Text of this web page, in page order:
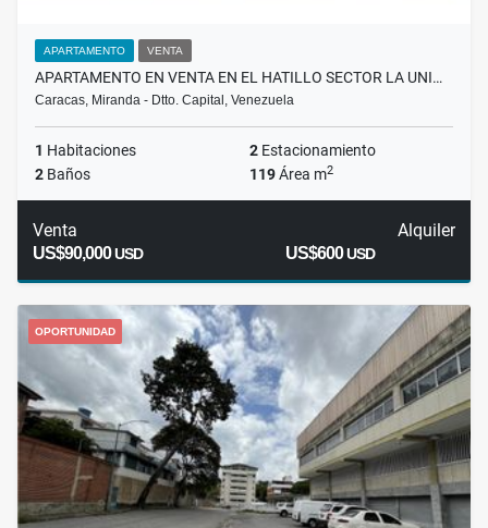
APARTAMENTO VENTA
APARTAMENTO EN VENTA EN EL HATILLO SECTOR LA UNI…
Caracas, Miranda - Dtto. Capital, Venezuela
1 Habitaciones 2 Estacionamiento
2 Baños 119Área m2
Venta
US$90,000USD
Alquiler
US$600USD
OPORTUNIDAD